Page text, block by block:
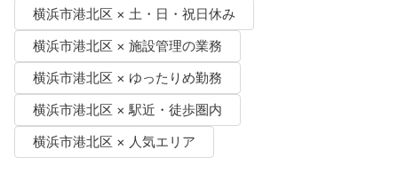
横浜市港北区 × 土・日・祝日休み
横浜市港北区 × 施設管理の業務
横浜市港北区 × ゆったりめ勤務
横浜市港北区 × 駅近・徒歩圏内
横浜市港北区 × 人気エリア